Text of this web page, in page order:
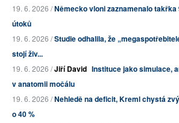
19. 6. 2026 /Německo vloni zaznamenalo
útoků
19. 6. 2026 /Studie odhalila, že
stojí živ...
19. 6. 2026 /Jiří David Instituce jako simulace,
v anatomii močálu
19. 6. 2026 /Nehledě na deficit, Kreml chystá
o 40 %